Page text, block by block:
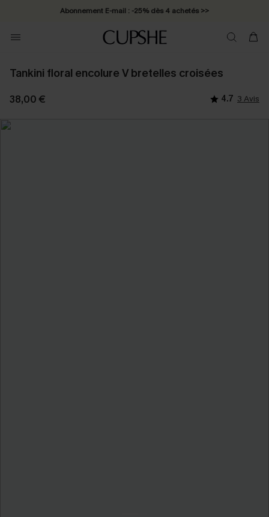
Abonnement E-mail : -25% dès 4 achetés >>
Tankini floral encolure V bretelles croisées
38,00 € 4.7 3 Avis